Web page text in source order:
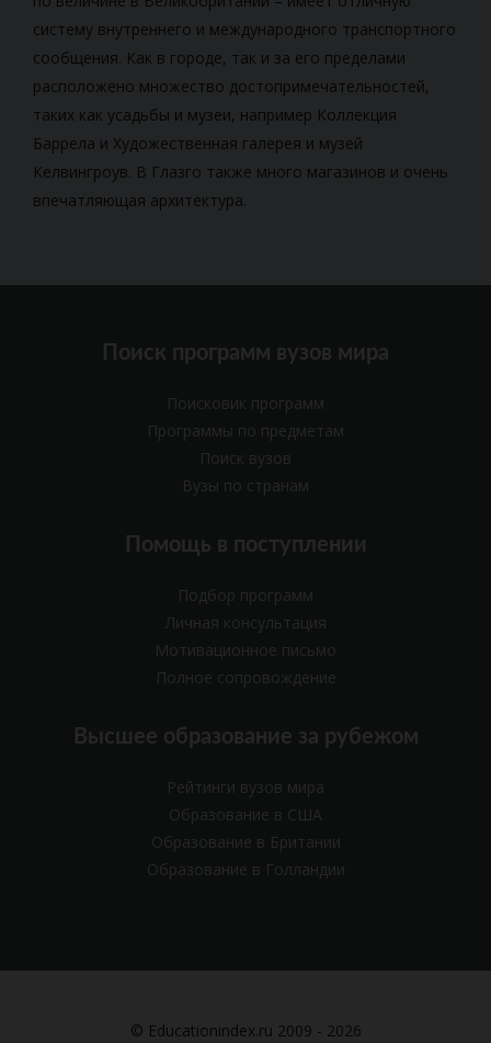
систему внутреннего и международного транспортного
сообщения. Как в городе, так и за его пределами
расположено множество достопримечательностей,
таких как усадьбы и музеи, например Коллекция
Баррела и Художественная галерея и музей
Келвингроув. В Глазго также много магазинов и очень
впечатляющая архитектура.
Поиск программ вузов мира
Поисковик программ
Программы по предметам
Поиск вузов
Вузы по странам
Помощь в поступлении
Подбор программ
Личная консультация
Мотивационное письмо
Полное сопровождение
Высшее образование за рубежом
Рейтинги вузов мира
Образование в США
Образование в Британии
Образование в Голландии
© Educationindex.ru 2009 - 2026